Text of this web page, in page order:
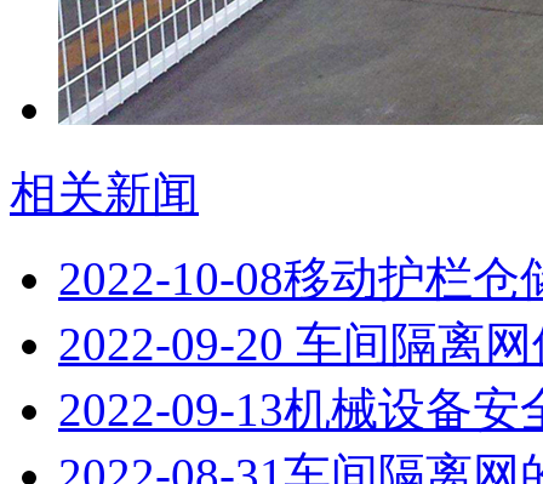
相关新闻
2022-10-08移动护栏仓
2022-09-20 车间隔离
2022-09-13机械设备安